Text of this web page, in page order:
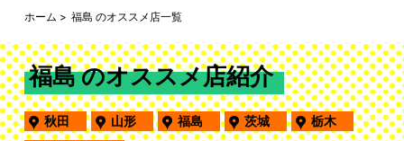
ホーム 福島 のオススメ店一覧
福島 のオススメ店紹介
秋田 山形 福島 茨城
栃木